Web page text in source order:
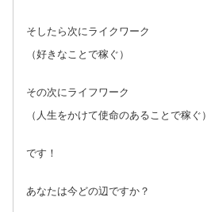
そしたら次にライクワーク
（好きなことで稼ぐ）
その次にライフワーク
（人生をかけて使命のあることで稼ぐ）
です！
あなたは今どの辺ですか？